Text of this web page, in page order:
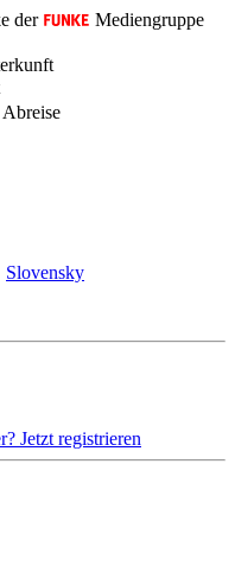
der
Mediengruppe
Slovensky
Jetzt registrieren